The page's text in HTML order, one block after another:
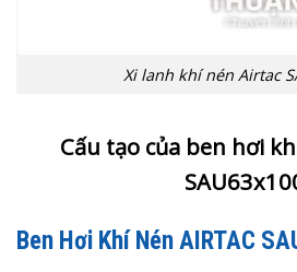
Xi lanh khí nén Airtac
Cấu tạo của ben hơi
Ben Hơi Khí Nén AIRTAC